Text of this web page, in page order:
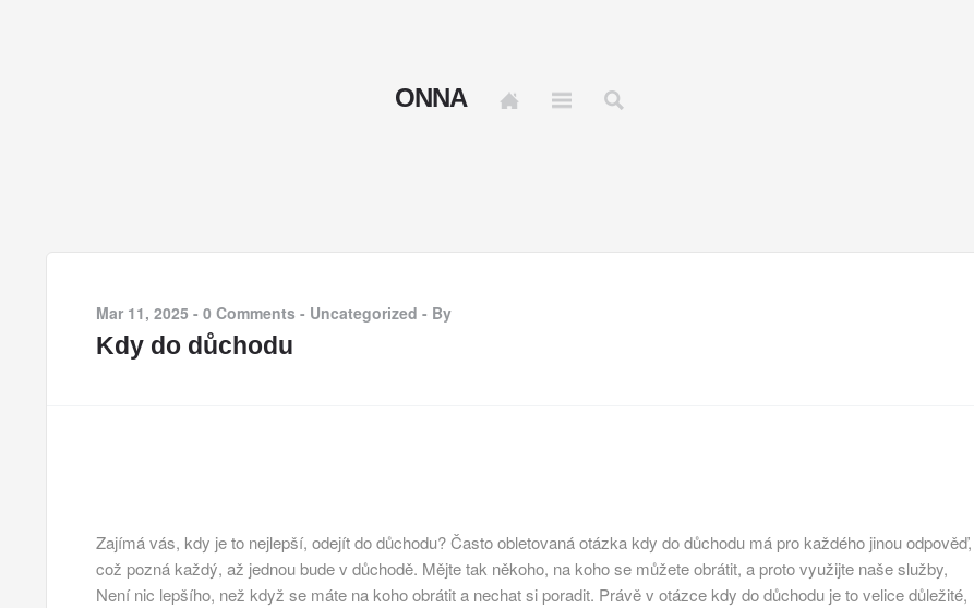
ONNA
Mar 11, 2025 - 0 Comments - Uncategorized - By
Kdy do důchodu
Zajímá vás, kdy je to nejlepší, odejít do důchodu? Často obletovaná otázka kdy do důchodu má pro každého jinou odpověď,
což pozná každý, až jednou bude v důchodě. Mějte tak někoho, na koho se můžete obrátit, a proto využijte naše služby,
Není nic lepšího, než když se máte na koho obrátit a nechat si poradit. Právě v otázce kdy do důchodu je to velice důležité,